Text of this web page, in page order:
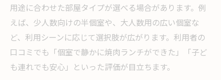
用途に合わせた部屋タイプが選べる場合があります。例
えば、少人数向けの半個室や、大人数用の広い個室な
ど、利用シーンに応じて選択肢が広がります。利用者の
口コミでも「個室で静かに焼肉ランチができた」「子ど
も連れでも安心」といった評価が目立ちます。